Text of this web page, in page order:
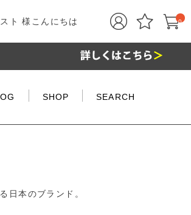
ト 様こんにちは 0
SHOP SEARCH
日本のブランド。